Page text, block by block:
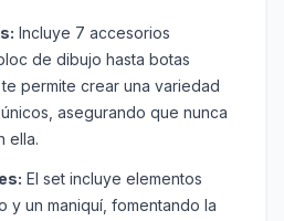
Incluye 7 accesorios
de dibujo hasta botas
permite crear una variedad
asegurando que nunca
ella.
El set incluye elementos
y un maniquí, fomentando la